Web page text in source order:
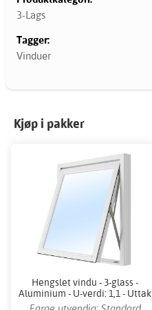
3-Lags
Tagger:
Vinduer
Kjøp i pakker
Hengslet vindu - 3-glass -
Aluminium - U-verdi: 1,1 - Uttak